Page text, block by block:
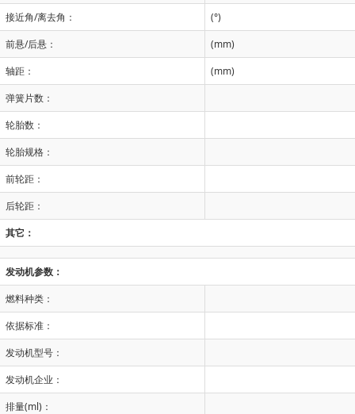
接近角/离去角：
(°)
前悬/后悬：
(mm)
轴距：
(mm)
弹簧片数：
轮胎数：
轮胎规格：
前轮距：
后轮距：
其它：
发动机参数：
燃料种类：
依据标准：
发动机型号：
发动机企业：
排量(ml)：